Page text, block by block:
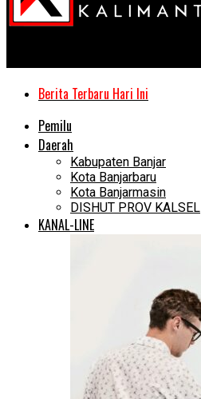
Berita Terbaru Hari Ini
Pemilu
Daerah
Kabupaten Banjar
Kota Banjarbaru
Kota Banjarmasin
DISHUT PROV KALSEL
KANAL-LINE